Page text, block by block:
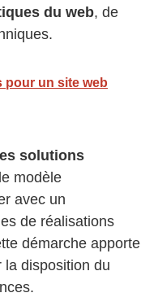
du web, de
pour un site web
solutions
modèle
avec un
de réalisations
démarche apporte
la disposition du